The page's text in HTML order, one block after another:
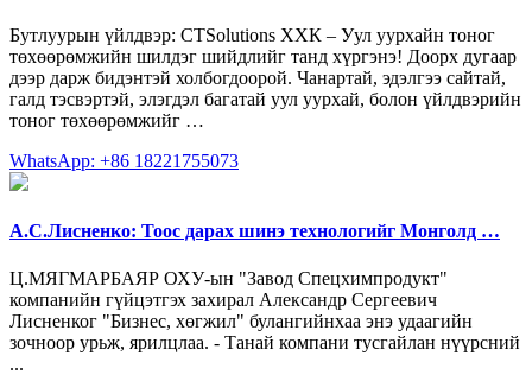
Бутлуурын үйлдвэр: CTSolutions ХХК – Уул уурхайн тоног
төхөөрөмжийн шилдэг шийдлийг танд хүргэнэ! Доорх дугаар
дээр дарж бидэнтэй холбогдоорой. Чанартай, эдэлгээ сайтай,
галд тэсвэртэй, элэгдэл багатай уул уурхай, болон үйлдвэрийн
тоног төхөөрөмжийг …
WhatsApp: +86 18221755073
А.С.Лисненко: Тоос дарах шинэ технологийг Монголд …
Ц.МЯГМАРБАЯР ОХУ-ын "Завод Спецхим­продукт"
компанийн гүйцэтгэх захирал Александр Сергеевич
Лисненког "Бизнес, хөгжил" булангийнхаа энэ удаагийн
зочноор урьж, ярилцлаа. - Танай компани тусгайлан нүүрсний
...